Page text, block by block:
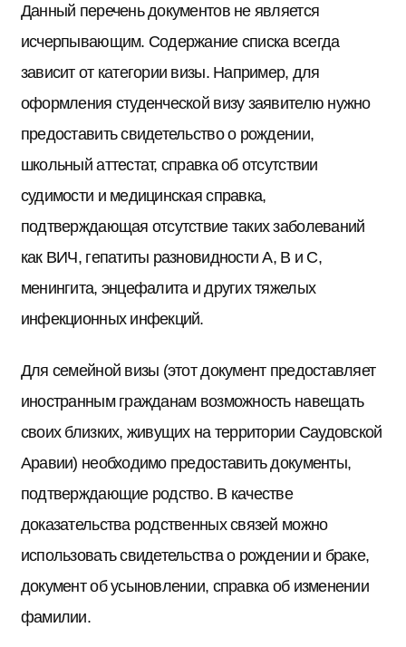
Данный перечень документов не является
исчерпывающим. Содержание списка всегда
зависит от категории визы. Например, для
оформления студенческой визу заявителю нужно
предоставить свидетельство о рождении,
школьный аттестат, справка об отсутствии
судимости и медицинская справка,
подтверждающая отсутствие таких заболеваний
как ВИЧ, гепатиты разновидности А, В и С,
менингита, энцефалита и других тяжелых
инфекционных инфекций.
Для семейной визы (этот документ предоставляет
иностранным гражданам возможность навещать
своих близких, живущих на территории Саудовской
Аравии) необходимо предоставить документы,
подтверждающие родство. В качестве
доказательства родственных связей можно
использовать свидетельства о рождении и браке,
документ об усыновлении, справка об изменении
фамилии.